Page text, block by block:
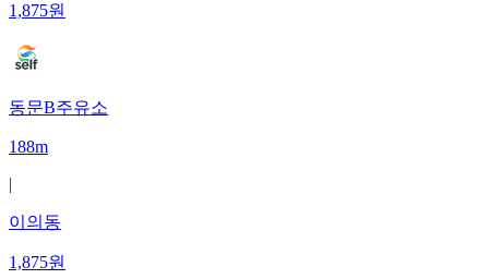
1,875원
동문B주유소
188m
|
이의동
1,875원